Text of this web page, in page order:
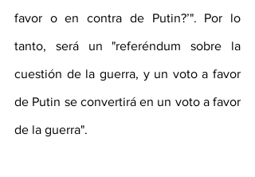
favor o en contra de Putin?’". Por lo
tanto, será un "referéndum sobre la
cuestión de la guerra, y un voto a favor
de Putin se convertirá en un voto a favor
de la guerra".